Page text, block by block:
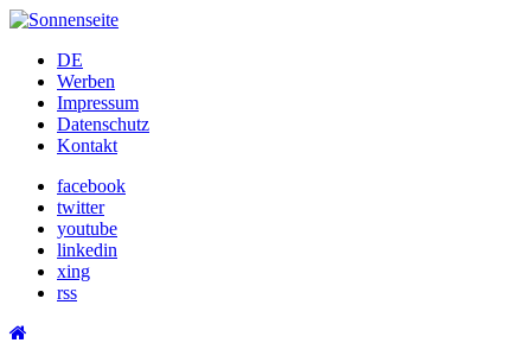
Skip
contentDE
Werben
Impressum
Datenschutz
Kontakt
facebook
twitter
youtube
linkedin
xing
rss